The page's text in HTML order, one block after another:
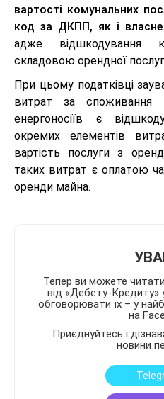
вартості комунальних
код за ДКПП, як і
адже відшкодування
складовою орендної
При цьому податківці
витрат за споживання
енергоносіїв є
окремих елементів
вартість послуги з
таких витрат є оплатою
оренди майна.
Тепер ви можете
від «Дебету-Кредиту»
обговорювати їх – у
на
Приєднуйтесь і
новини